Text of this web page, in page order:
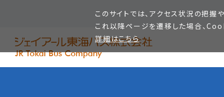
このサイトでは、アクセス状況の把握
これ以降ページを遷移した場合、
詳細はこちら